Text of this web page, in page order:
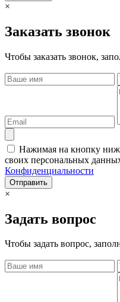
×
Заказать звонок
Чтобы заказать звонок,
Нажимая на кнопку
своих персональных
Конфиденциальности
Отправить
×
Задать вопрос
Чтобы задать вопрос,